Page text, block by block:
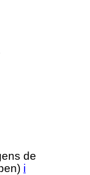
de
i